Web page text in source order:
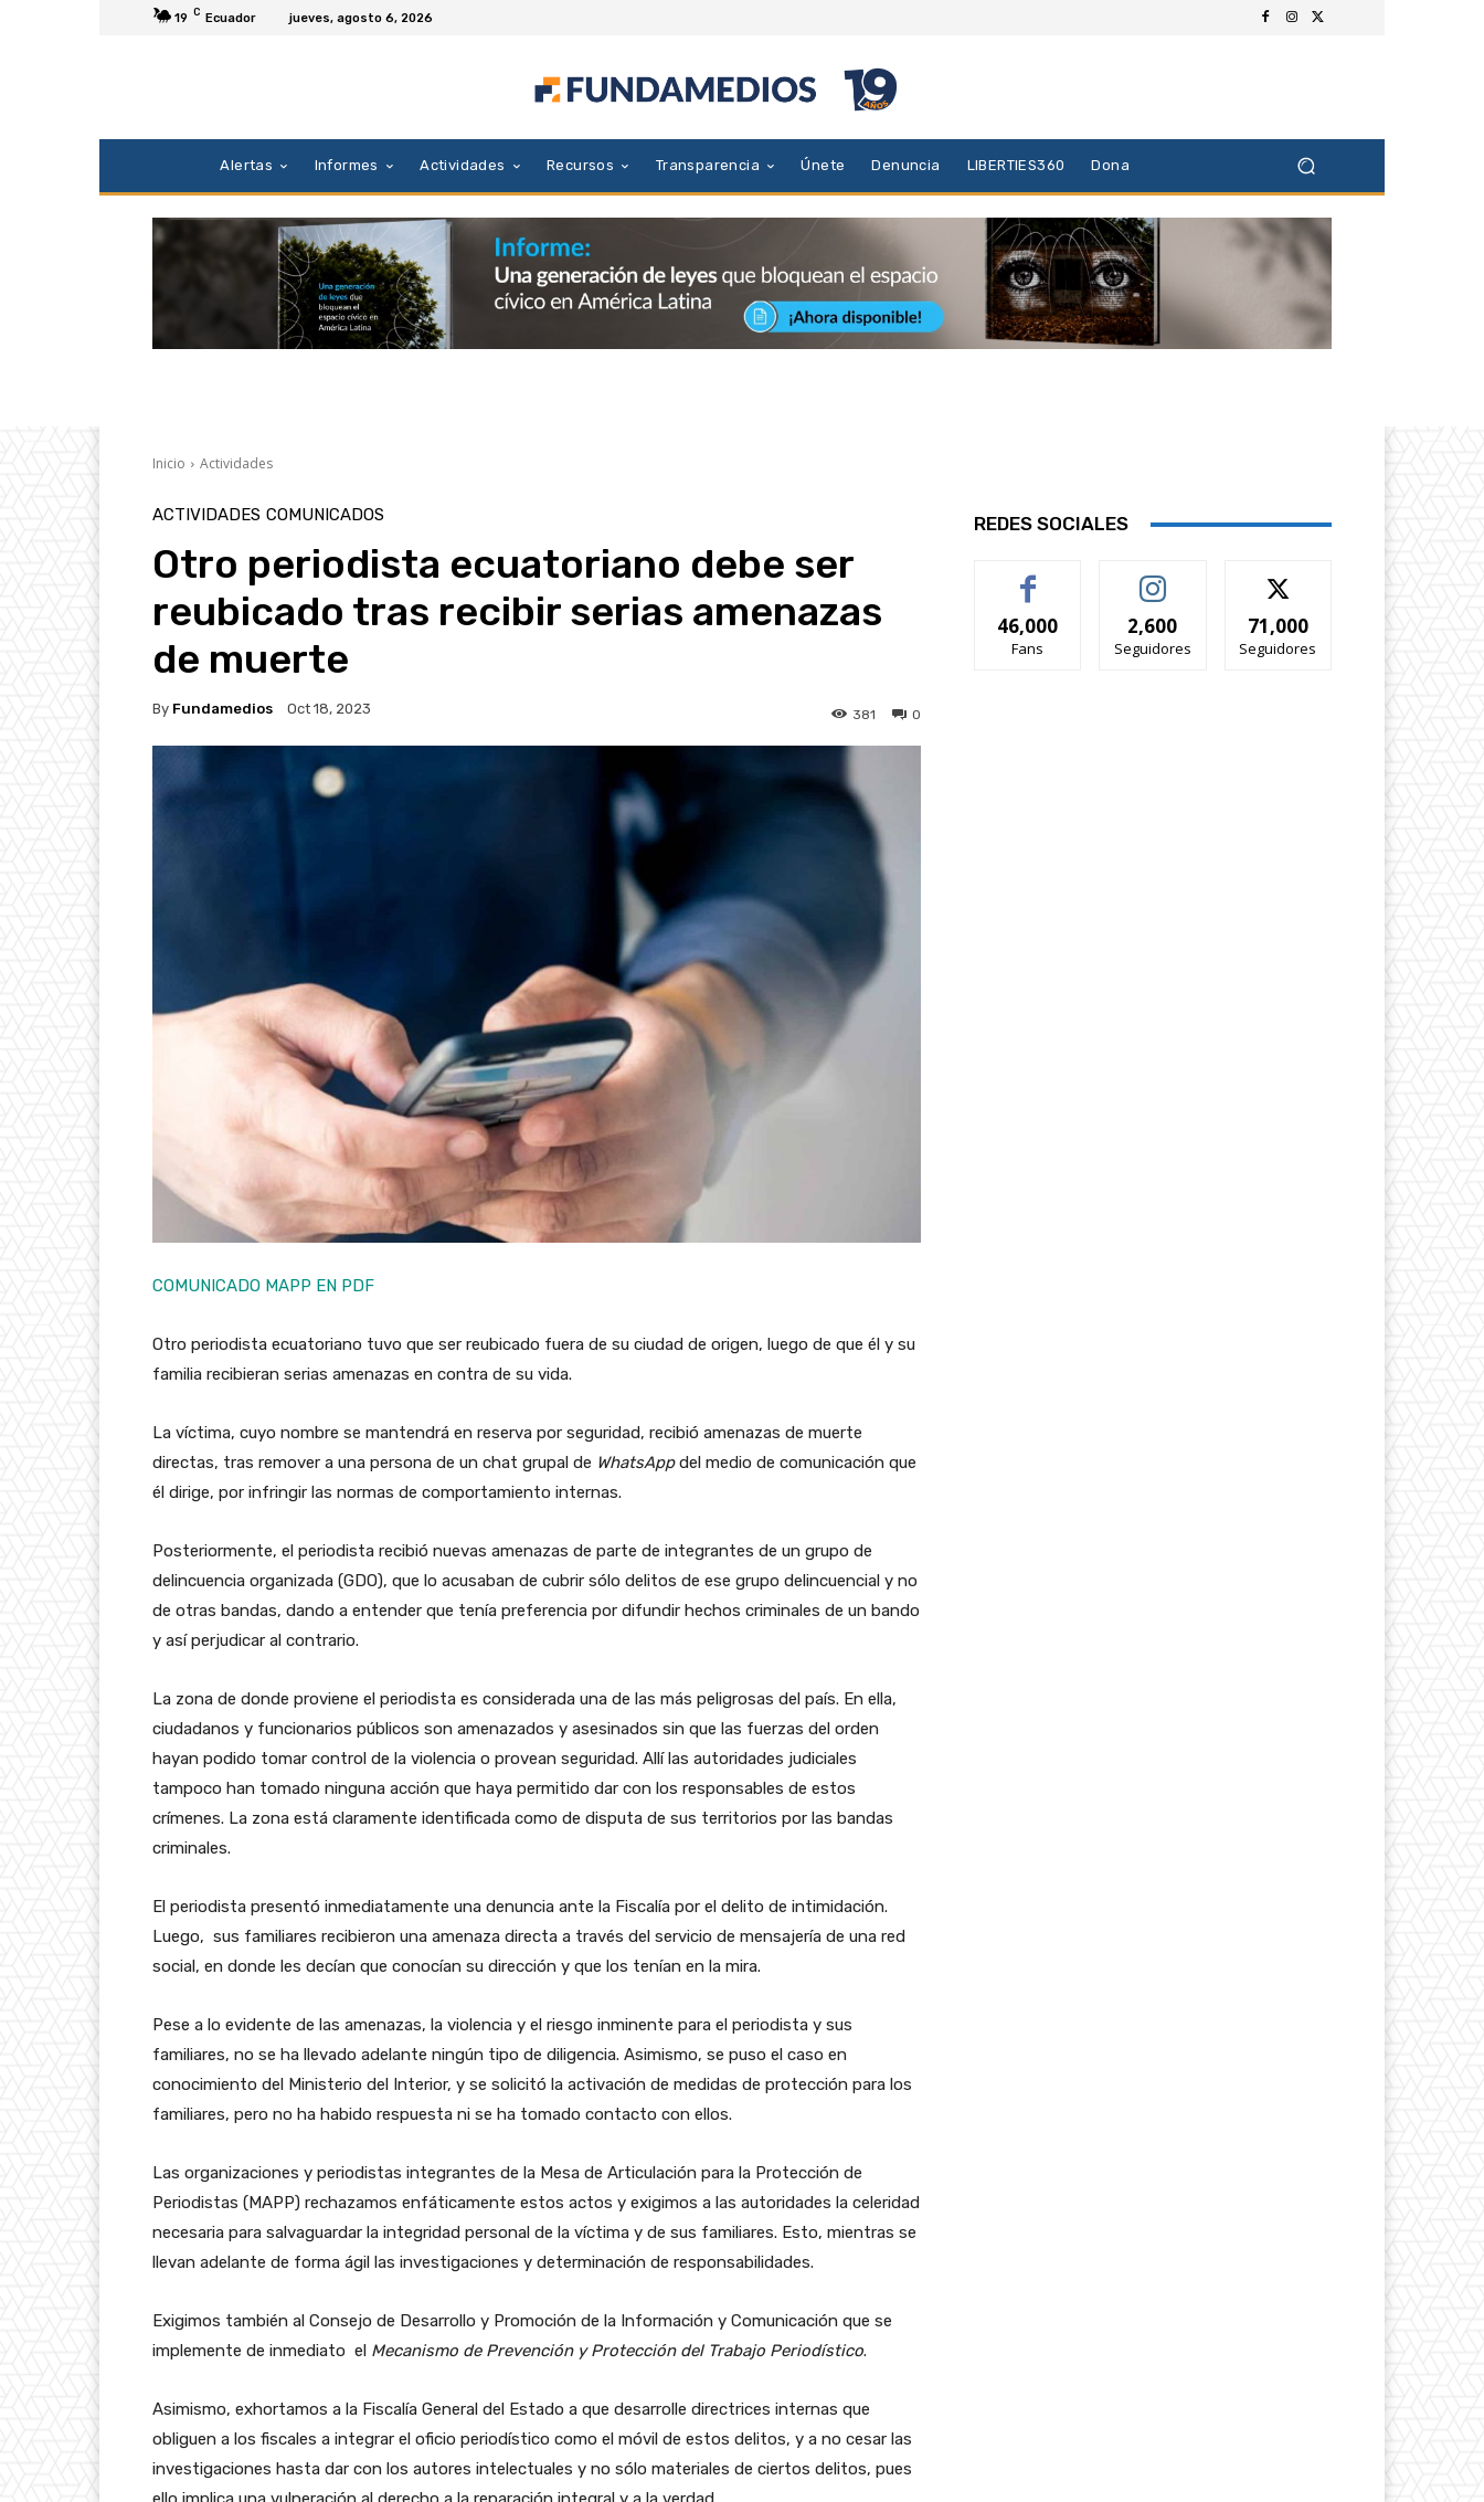
19 C Ecuador jueves, agosto 6, 2026
Alertas Informes Actividades Recursos Transparencia Únete Denuncia LIBERTIES360 Dona
Inicio Actividades
ACTIVIDADES COMUNICADOS
Otro periodista ecuatoriano debe ser
reubicado tras recibir serias amenazas
de muerte
By Fundamedios Oct 18, 2023 0
381
COMUNICADO MAPP EN PDF
Otro periodista ecuatoriano tuvo que ser reubicado fuera de su ciudad de origen, luego de que él y su
familia recibieran serias amenazas en contra de su vida.
La víctima, cuyo nombre se mantendrá en reserva por seguridad, recibió amenazas de muerte
directas, tras remover a una persona de un chat grupal de WhatsAppdel medio de comunicación que
él dirige, por infringir las normas de comportamiento internas.
Posteriormente, el periodista recibió nuevas amenazas de parte de integrantes de un grupo de
delincuencia organizada (GDO), que lo acusaban de cubrir sólo delitos de ese grupo delincuencial y no
de otras bandas, dando a entender que tenía preferencia por difundir hechos criminales de un bando
y así perjudicar al contrario.
La zona de donde proviene el periodista es considerada una de las más peligrosas del país. En ella,
ciudadanos y funcionarios públicos son amenazados y asesinados sin que las fuerzas del orden
hayan podido tomar control de la violencia o provean seguridad. Allí las autoridades judiciales
tampoco han tomado ninguna acción que haya permitido dar con los responsables de estos
crímenes. La zona está claramente identificada como de disputa de sus territorios por las bandas
criminales.
El periodista presentó inmediatamente una denuncia ante la Fiscalía por el delito de intimidación.
Luego, sus familiares recibieron una amenaza directa a través del servicio de mensajería de una red
social, en donde les decían que conocían su dirección y que los tenían en la mira.
Pese a lo evidente de las amenazas, la violencia y el riesgo inminente para el periodista y sus
familiares, no se ha llevado adelante ningún tipo de diligencia. Asimismo, se puso el caso en
conocimiento del Ministerio del Interior, y se solicitó la activación de medidas de protección para los
familiares, pero no ha habido respuesta ni se ha tomado contacto con ellos.
Las organizaciones y periodistas integrantes de la Mesa de Articulación para la Protección de
Periodistas (MAPP) rechazamos enfáticamente estos actos y exigimos a las autoridades la celeridad
necesaria para salvaguardar la integridad personal de la víctima y de sus familiares. Esto, mientras se
llevan adelante de forma ágil las investigaciones y determinación de responsabilidades.
Exigimos también al Consejo de Desarrollo y Promoción de la Información y Comunicación que se
implemente de inmediato el Mecanismo de Prevención y Protección del Trabajo Periodístico.
Asimismo, exhortamos a la Fiscalía General del Estado a que desarrolle directrices internas que
obliguen a los fiscales a integrar el oficio periodístico como el móvil de estos delitos, y a no cesar las
investigaciones hasta dar con los autores intelectuales y no sólo materiales de ciertos delitos, pues
REDES SOCIALES
46,000
Fans
2,600
Seguidores
71,000
Seguidores